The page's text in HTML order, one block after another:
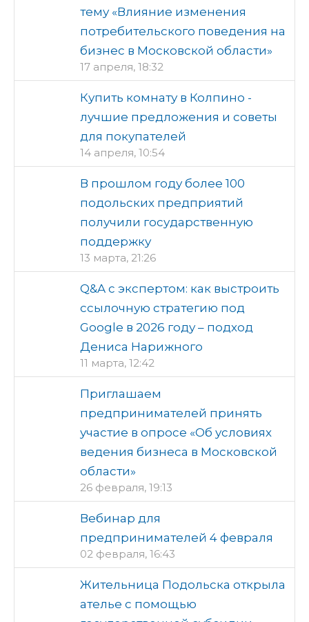
тему «Влияние изменения
потребительского поведения на
бизнес в Московской области»
17 апреля, 18:32
Купить комнату в Колпино -
лучшие предложения и советы
для покупателей
14 апреля, 10:54
В прошлом году более 100
подольских предприятий
получили государственную
поддержку
13 марта, 21:26
Q&A с экспертом: как выстроить
ссылочную стратегию под
Google в 2026 году – подход
Дениса Нарижного
11 марта, 12:42
Приглашаем
предпринимателей принять
участие в опросе «Об условиях
ведения бизнеса в Московской
области»
26 февраля, 19:13
Вебинар для
предпринимателей 4 февраля
02 февраля, 16:43
Жительница Подольска открыла
ателье с помощью